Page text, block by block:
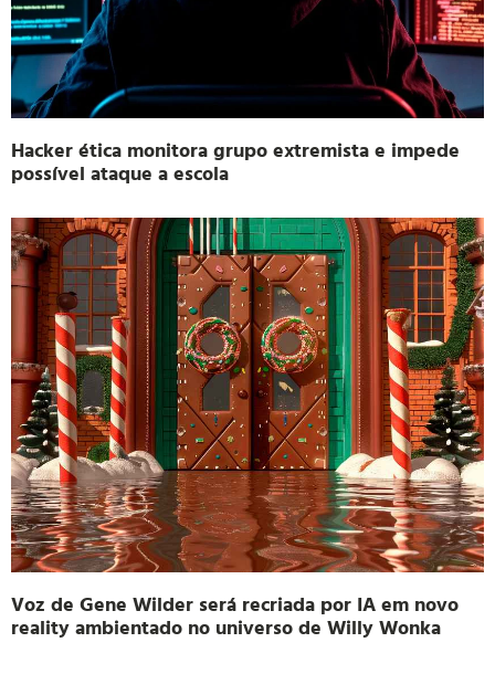
Hacker ética monitora grupo extremista e impede
possível ataque a escola
Voz de Gene Wilder será recriada por IA em novo
reality ambientado no universo de Willy Wonka